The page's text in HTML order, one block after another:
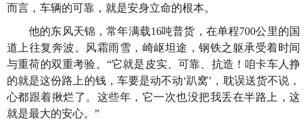
而言，车辆的可靠，就是安身立命的根本。
他的东风天锦，常年满载16吨普货，在单程700公里的国
道上往复奔波。风霜雨雪，崎岖坦途，钢铁之躯承受着时间
与重荷的双重考验。“它就是皮实、可靠、抗造！咱卡车人挣
的就是这份路上的钱，车要是动不动‘趴窝’，耽误送货不说，
心都跟着揪烂了。这些年，它一次也没把我丢在半路上，这
就是最大的安心。”